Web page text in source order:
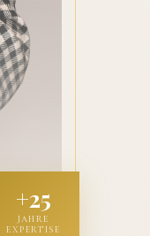
+25
JAHRE
EXPERTISE